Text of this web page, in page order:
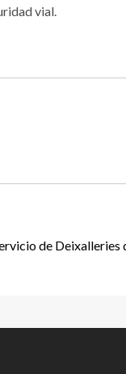
vial.
de Deixalleries